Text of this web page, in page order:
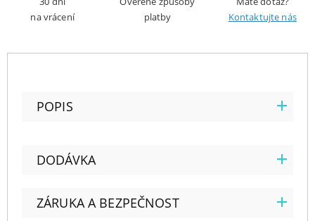
na vrácení
platby
Kontaktujte nás
POPIS
DODÁVKA
ZÁRUKA A BEZPEČNOST